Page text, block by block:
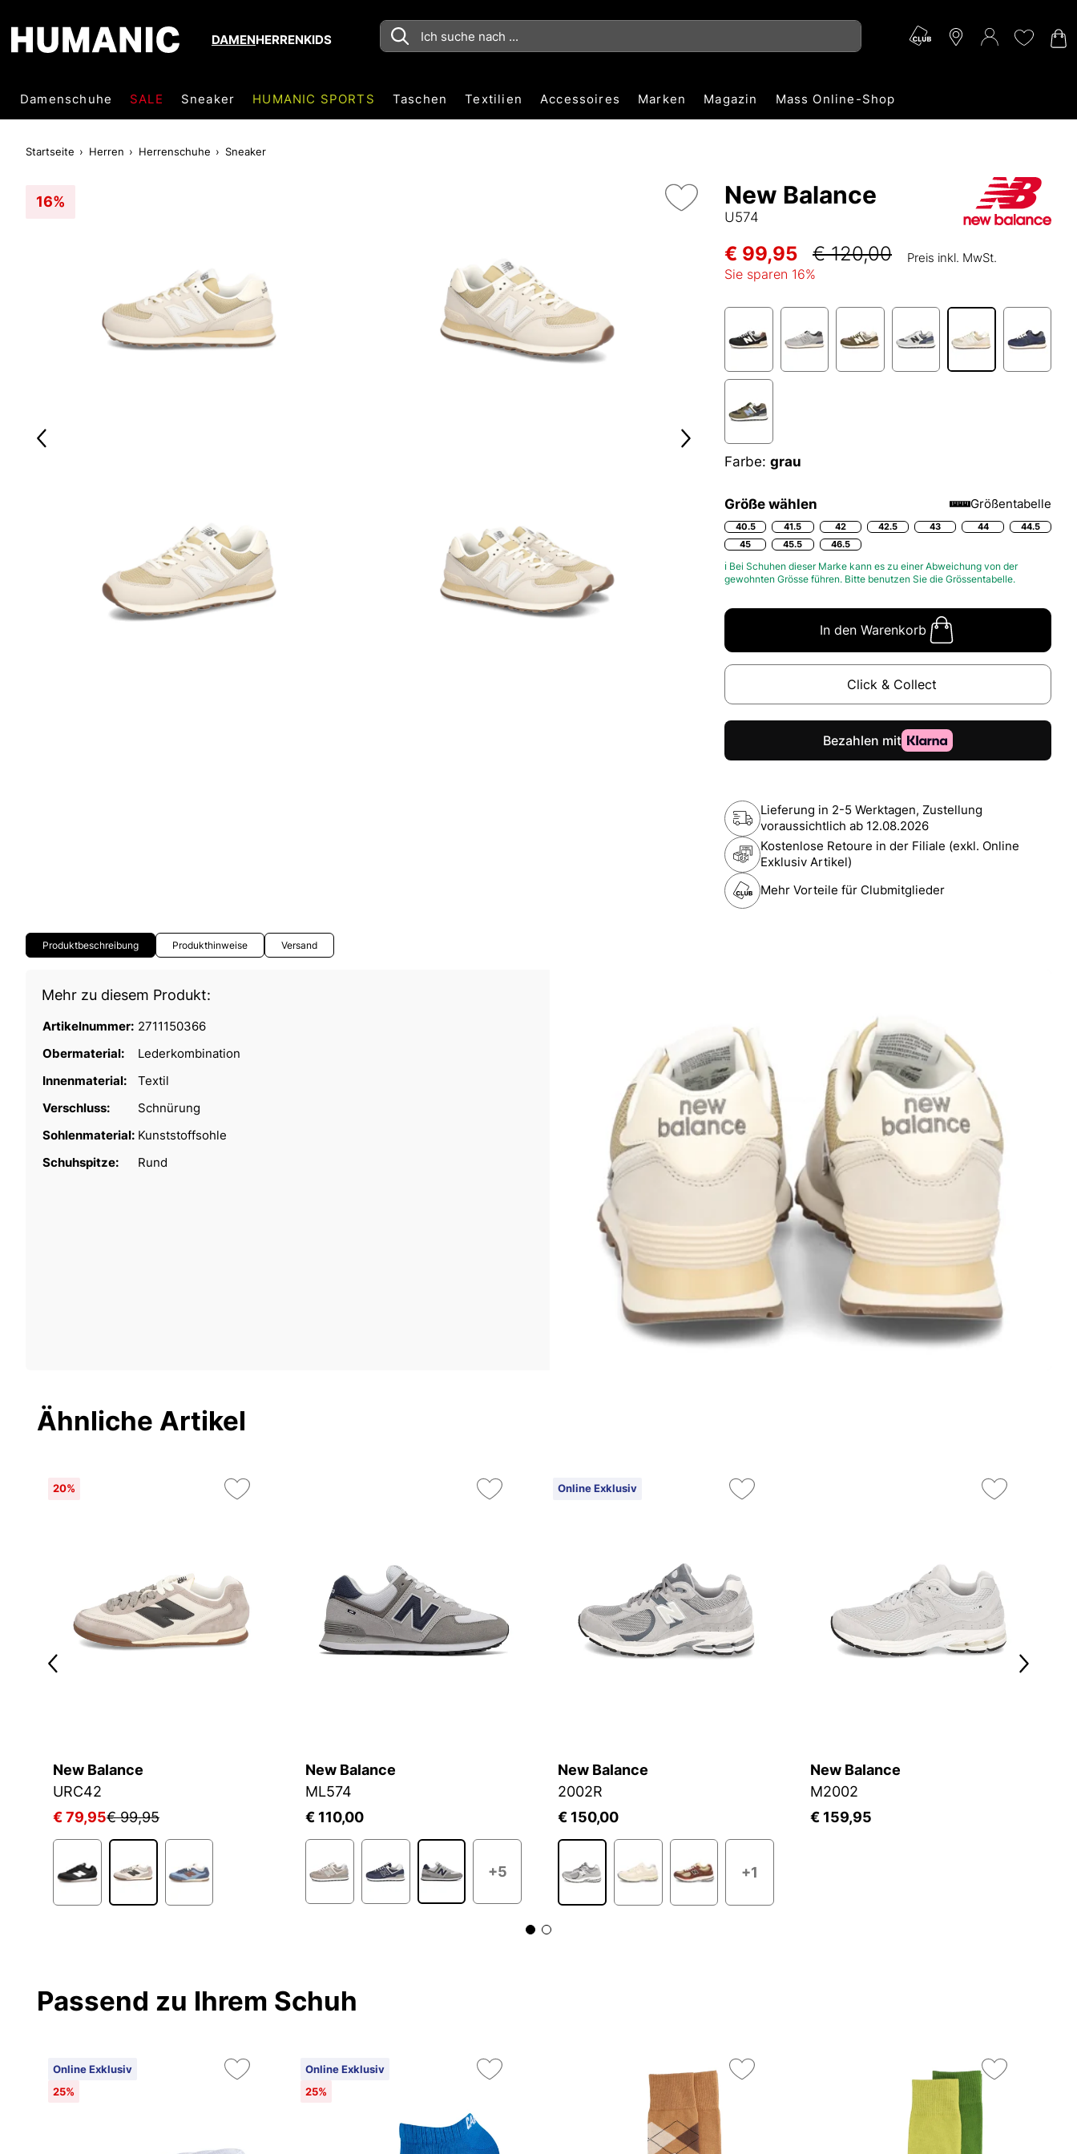
DAMENHERRENKIDS
Damenschuhe SALE Sneaker HUMANIC SPORTS Taschen Textilien Accessoires Marken Magazin Mass Online-Shop
Startseite Herren Herrenschuhe Sneaker
16% New Balance
U574
€ 99,95 € 120,00 Preis inkl. MwSt.
Sie sparen 16%
Farbe: grau
Größe wählen Größentabelle
40.5 41.5 42 42.5 43 44
44.5
45
45.5 46.5
ℹ Bei Schuhen dieser Marke kann es zu einer Abweichung von der
gewohnten Grösse führen. Bitte benutzen Sie die Grössentabelle.
In den Warenkorb
Click & Collect
Lieferung in 2-5 Werktagen, Zustellung
voraussichtlich ab 12.08.2026
Kostenlose Retoure in der Filiale (exkl. Online
Exklusiv Artikel)
Mehr Vorteile für Clubmitglieder
Produktbeschreibung Produkthinweise Versand
Mehr zu diesem Produkt:
Artikelnummer: 2711150366
Obermaterial:
Lederkombination
Innenmaterial:
Textil
Verschluss:
Schnürung
Sohlenmaterial: Kunststoffsohle
Schuhspitze:
Rund
Ähnliche Artikel
20%
New Balance
URC42
€ 79,95€ 99,95
New Balance
ML574
€ 110,00
+5
Online Exklusiv
New Balance
2002R
€ 150,00
+1
New Balance
M2002
€ 159,95
Passend zu Ihrem Schuh
Online Exklusiv
25%
Online Exklusiv
25%